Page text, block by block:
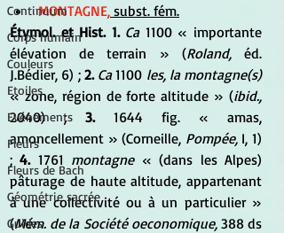
Continuum
Corps humain
Couleurs
Etoiles
Evénements
Fleurs
Fleurs de Bach
Géométrie sacrée
Guides
MONTAGNE, subst. fém.
Étymol. et Hist. 1. Ca 1100 « importante
élévation de terrain » (Roland, éd.
J.Bédier, 6) ; 2. Ca 1100
les, la montagne(s)
« zone, région de forte altitude » (ibid.,
2040) ; 3. 1644 fig. « amas,
amoncellement » (Corneille, Pompée, I, 1)
; 4. 1761 montagne « (dans les Alpes)
pâturage de haute altitude, appartenant
à une collectivité ou à un particulier »
(Mém. de la Société oeconomique, 388 ds